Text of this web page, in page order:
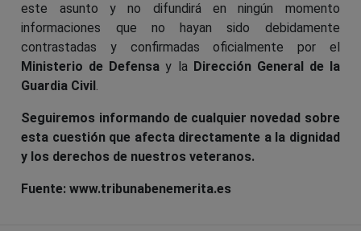
este asunto y no difundirá en ningún momento
informaciones que no hayan sido debidamente
contrastadas y confirmadas oficialmente por el
Ministerio de Defensa y la Dirección General de la
Guardia Civil.
Seguiremos informando de cualquier novedad sobre
esta cuestión que afecta directamente a la dignidad
y los derechos de nuestros veteranos.
Fuente: www.tribunabenemerita.es